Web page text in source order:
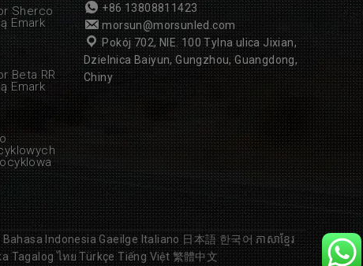
Sherco
Emark
Beta RR
Emark
+86 13808811423
morsun@morsunled.com
Pokój 702, NIE. 100 Tylna ulica Jixian,
Dzielnica Baiyun, Gungzhou, Guangdong,
Chiny
Bahasa Indonesia Gaeilge Italiano 日本語 한국어 ភាសាខ្មែរ
Tagalog ไทย Türkçe Tiếng Việt 繁體中文